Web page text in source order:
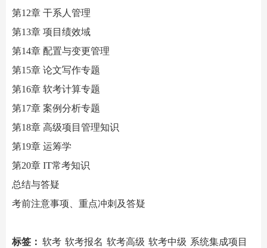
第12章 干系人管理
第13章 项目绩效域
第14章 配置与变更管理
第15章 论文写作专题
第16章 软考计算专题
第17章 案例分析专题
第18章 高级项目管理知识
第19章 运筹学
第20章 IT常考知识
总结与答疑
考前注意事项、重点冲刺及答疑
标签： 软考 软考报名 软考高级 软考中级 系统集成项目